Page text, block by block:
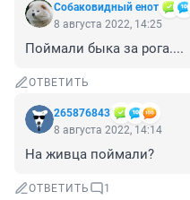
Собаковидный енот
8 августа 2022, 14:25
Поймали быка за рога....
ОТВЕТИТЬ
265876843
8 августа 2022, 14:14
На живца поймали?
ОТВЕТИТЬ 1